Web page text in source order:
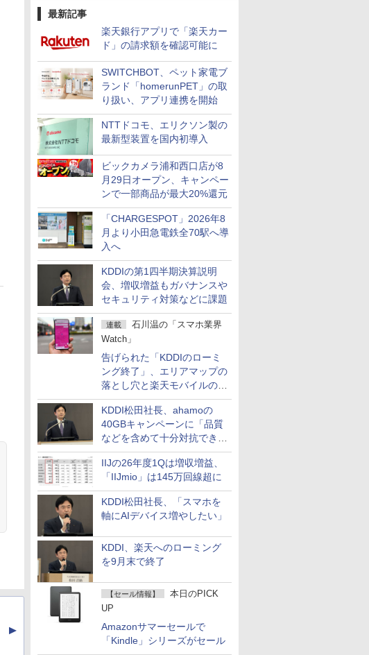
最新記事
楽天銀行アプリで「楽天カー
ド」の請求額を確認可能に
SWITCHBOT、ペット家電ブ
ランド「homerunPET」の取
り扱い、アプリ連携を開始
NTTドコモ、エリクソン製の
最新型装置を国内初導入
ビックカメラ浦和西口店が8
月29日オープン、キャンペー
ンで一部商品が最大20%還元
「CHARGESPOT」2026年8
月より小田急電鉄全70駅へ導
入へ
KDDIの第1四半期決算説明
会、増収増益もガバナンスや
セキュリティ対策などに課題
連載
石川温の「スマホ業界
Watch」
告げられた「KDDIのローミ
ング終了」、エリアマップの
落とし穴と楽天モバイルの課
題
KDDI松田社長、ahamoの
40GBキャンペーンに「品質
などを含めて十分対抗でき
る」
IIJの26年度1Qは増収増益、
「IIJmio」は145万回線超に
KDDI松田社長、「スマホを
軸にAIデバイス増やしたい」
KDDI、楽天へのローミング
を9月末で終了
【セール情報】
本日のPICK
UP
Amazonサマーセールで
「Kindle」シリーズがセール
▲